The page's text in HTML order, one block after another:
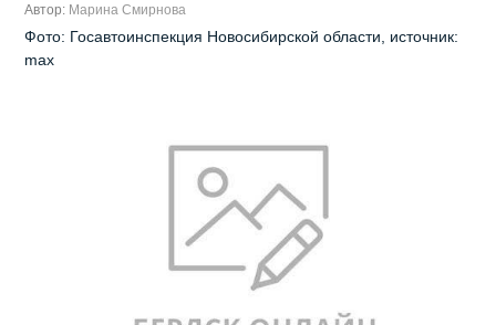
Автор: Марина Смирнова
Фото: Госавтоинспекция Новосибирской области, источник:
max